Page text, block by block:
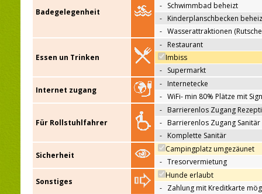
Badegelegenheit
- Schwimmbad beheizt
- Kinderplanschbecken
- Wasserattraktionen
Essen un Trinken
- Restaurant
Imbiss
- Supermarkt
Internet zugang
- Internetecke
- WiFi- min 80% Plätze mit
Für Rollstuhlfahrer
- Barrierenlos Zugang
- Barrierenlos Zugang Sanitär
- Komplette Sanitär
Sicherheit
Campingplatz umgezäunet
- Tresorvermietung
Sonstiges
Hunde erlaubt
- Zahlung mit Kreditkarte